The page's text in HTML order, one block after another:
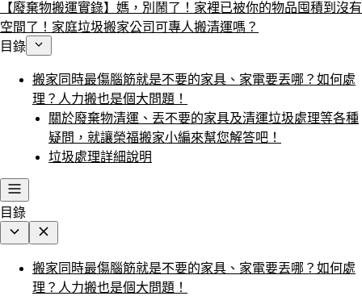
【廢棄物搬運實錄】媽，別鬧了！家裡已被你的物品囤積到沒有
空間了！家庭垃圾搬家公司可專人搬清運嗎？
目錄
搬家同時最傷腦筋就是不要的家具、家電要丟哪？如何處
理？人力搬也是個大問題！
關於廢棄物清運、丟不要的家具及清運垃圾處理等各種
疑問，就讓榮福搬家小編來幫您解答吧！
垃圾處理詳細說明
目錄
搬家同時最傷腦筋就是不要的家具、家電要丟哪？如何處
理？人力搬也是個大問題！